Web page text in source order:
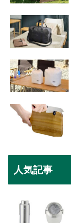
人気記事